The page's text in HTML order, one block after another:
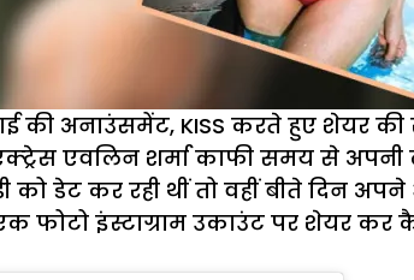
की अनाउंसमेंट, KISS करते हुए शेयर की
एक्ट्रेस एवलिन शर्मा काफी समय से
को डेट कर रही थीं तो वहीं बीते
फोटो इंस्टाग्राम उकाउंट पर शेयर कर